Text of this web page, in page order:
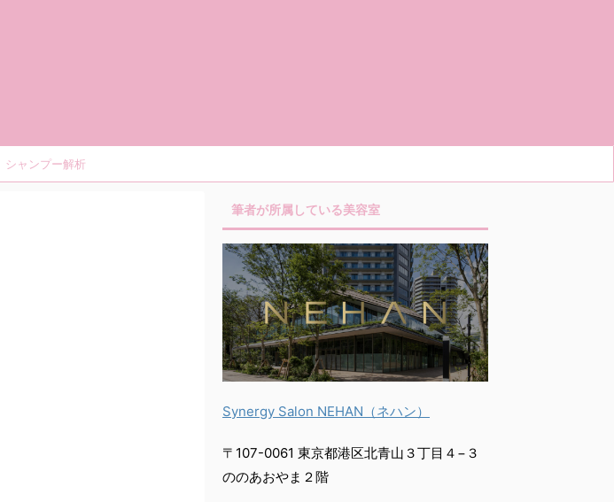
シャンプー解析
筆者が所属している美容室
Synergy Salon NEHAN（ネハン）
〒107-0061 東京都港区北青山３丁目４−３
ののあおやま２階